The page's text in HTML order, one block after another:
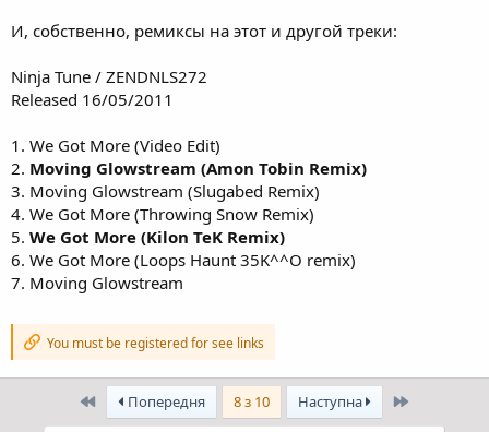
впрочем, не будем портить удовольствие — смотрите сами!
И, собственно, ремиксы на этот и другой треки:
Ninja Tune / ZENDNLS272
Released 16/05/2011
1. We Got More (Video Edit)
2. Moving Glowstream (Amon Tobin Remix)
3. Moving Glowstream (Slugabed Remix)
4. We Got More (Throwing Snow Remix)
5. We Got More (Kilon TeK Remix)
6. We Got More (Loops Haunt 35K^^O remix)
7. Moving Glowstream
You must be registered for see links
ПершийПопередня 8 з 10 Наступна Останній